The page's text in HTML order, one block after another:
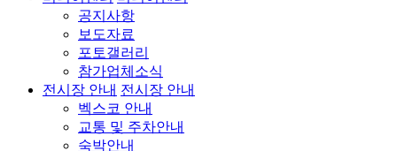
공지사항
보도자료
포토갤러리
참가업체소식
전시장 안내 전시장 안내
벡스코 안내
교통 및 주차안내
숙박안내